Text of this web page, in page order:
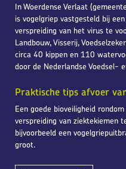
In Woerdense Verlaat
is vogelgriep vastgesteld bij
verspreiding van het virus te
Landbouw, Visserij,
circa 40 kippen en 110
door de Nederlandse Voedsel-
Praktische tips afvoer
Een goede bioveiligheid
verspreiding van ziektekiemen
bijvoorbeeld een
groot.